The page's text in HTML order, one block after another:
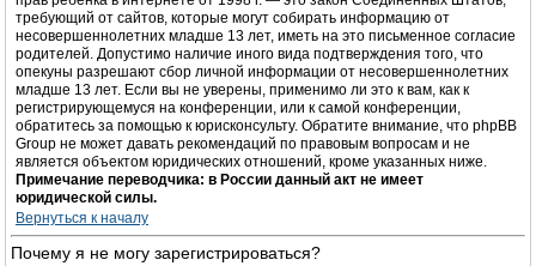
требующий от сайтов, которые могут собирать информацию от
несовершеннолетних младше 13 лет, иметь на это письменное согласие
родителей. Допустимо наличие иного вида подтверждения того, что
опекуны разрешают сбор личной информации от несовершеннолетних
младше 13 лет. Если вы не уверены, применимо ли это к вам, как к
регистрирующемуся на конференции, или к самой конференции,
обратитесь за помощью к юрисконсульту. Обратите внимание, что phpBB
Group не может давать рекомендаций по правовым вопросам и не
является объектом юридических отношений, кроме указанных ниже.
Примечание переводчика: в России данный акт не имеет
юридической силы.
Вернуться к началу
Почему я не могу зарегистрироваться?